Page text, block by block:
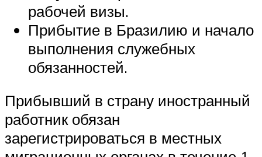
рабочей визы.
Прибытие в Бразилию и начало
выполнения служебных
обязанностей.
Прибывший в страну иностранный
работник обязан
зарегистрироваться в местных